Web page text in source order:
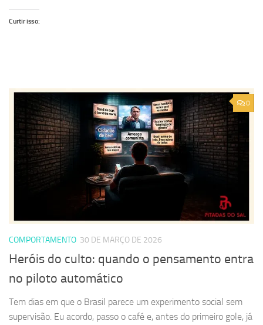
Curtir isso:
0
COMPORTAMENTO 30 DE MARÇO DE 2026
Heróis do culto: quando o pensamento entra
no piloto automático
Tem dias em que o Brasil parece um experimento social sem
supervisão. Eu acordo, passo o café e, antes do primeiro gole, já